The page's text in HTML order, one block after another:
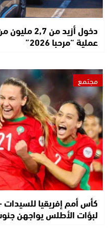
دخول أزيد
عملية “مرحبا 2026”
مجتمع
لبؤات الأطلس يواجهن